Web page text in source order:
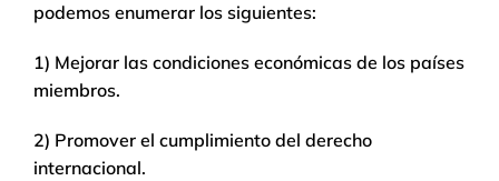
podemos enumerar los siguientes:
1) Mejorar las condiciones económicas de los países
miembros.
2) Promover el cumplimiento del derecho
internacional.